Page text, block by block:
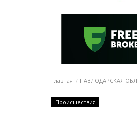
Главная ПАВЛОДАРСКАЯ
Происшествия